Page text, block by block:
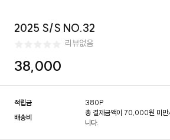
2025 S/S NO.32
리뷰없음
38,000
적립금
380P
배송비
총 결제금액이 70,000원 미
니다.